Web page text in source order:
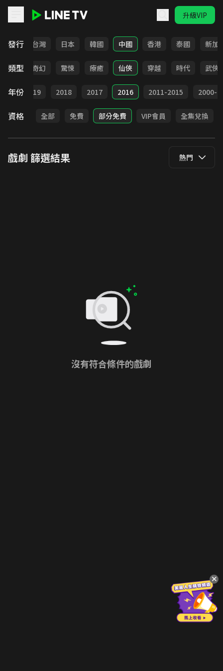
升級VIP
發行
全部 台灣 日本 韓國 中國 香港 泰國 新加
類型
BL 奇幻 驚悚 療癒 仙俠 穿越 時代 武俠
年份 2019 2018 2017 2016 2011-2015 2000-
資格 全部 免費 部分免費 VIP會員 全集兌換
戲劇 篩選結果 熱門
沒有符合條件的戲劇